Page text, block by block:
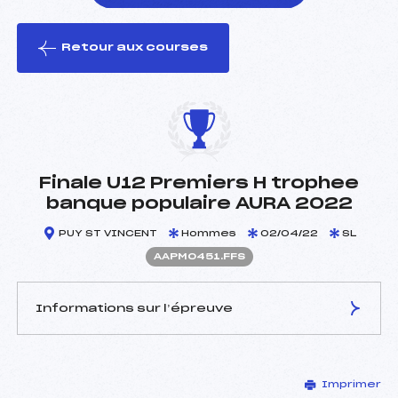
le ski
Retour aux courses
Finale U12 Premiers H trophee
banque populaire AURA 2022
PUY ST VINCENT Hommes 02/04/22 SL
AAPM0451.FFS
Informations sur l’épreuve
MONIER SEBASTIEN (AP)
Imprimer